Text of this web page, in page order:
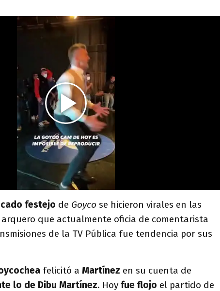
festejo de Goyco se hicieron virales en las
arquero que actualmente oficia de comentarista
de la TV Pública fue tendencia por sus
felicitó a Martínez en su cuenta de
lo de Dibu Martínez. Hoy fue flojo el partido de